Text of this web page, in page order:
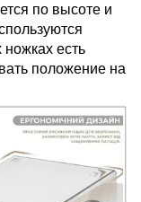
по высоте и
есть
положение на